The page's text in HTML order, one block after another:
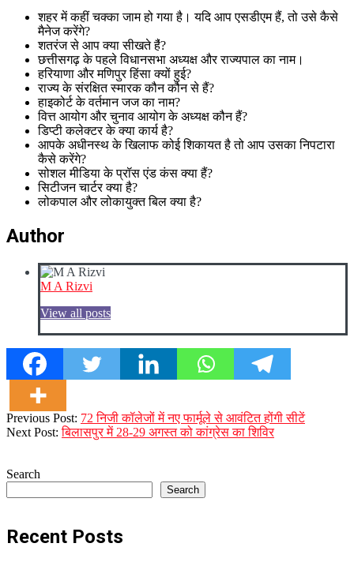
शहर में कहीं चक्का जाम हो गया है। यदि आप एसडीएम हैं, तो उसे कैसे
मैनेज करेंगे?
शतरंज से आप क्या सीखते है‌ं?
छत्तीसगढ़ के पहले विधानसभा अध्यक्ष और राज्यपाल का नाम।
हरियाणा और मणिपुर हिंसा क्यों हुई?
राज्य के संरक्षित स्मारक कौन कौन से हैं‌?
हाइकोर्ट के वर्तमान जज का नाम?
वित्त आयोग और चुनाव आयोग के अध्यक्ष कौन हैं?
डिप्टी कलेक्टर के क्या कार्य है?
आपके अधीनस्थ के खिलाफ कोई शिकायत है तो आप उसका निपटारा
कैसे करेंगे?
सोशल मीडिया के प्रॉस एंड कंस क्या हैं?
सिटीजन चार्टर क्या है?
लोकपाल और लोकायुक्त बिल क्या है?
Author
M A Rizvi
View all posts
2023-
08-
Previous Post: 72 निजी कॉलेजों में नए फार्मूले से आवंटित होंगी सीटें
Next Post:बिलासपुर में 28-29 अगस्त को कांग्रेस का शिविर
Search
Search
Recent Posts